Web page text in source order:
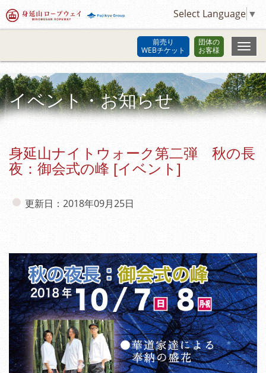
Select Language ▼
前売り
WEBチケット
団体の
お客様
イベント・お知らせ
身延山ナイトウォーク第二弾 秋の長
夜：御会式の峰 [イベント]
更新日：2018年09月25日